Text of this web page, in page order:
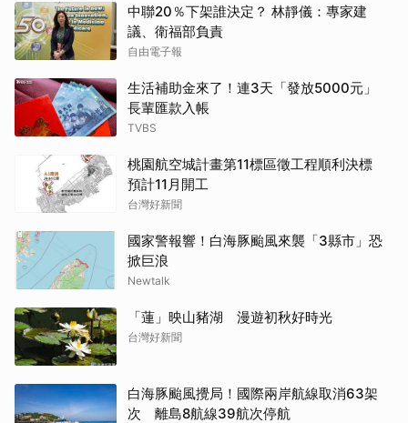
中聯20％下架誰決定？ 林靜儀：專家建
議、衛福部負責
自由電子報
生活補助金來了！連3天「發放5000元」
長輩匯款入帳
TVBS
桃園航空城計畫第11標區徵工程順利決標
預計11月開工
台灣好新聞
國家警報響！白海豚颱風來襲「3縣市」恐
掀巨浪
Newtalk
「蓮」映山豬湖 漫遊初秋好時光
台灣好新聞
白海豚颱風攪局！國際兩岸航線取消63架
次 離島8航線39航次停航